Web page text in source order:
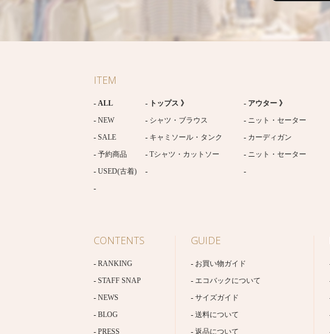
ITEM
ALL トップス 》 アウター 》
NEW
シャツ・ブラウス ニット・セーター
SALE
キャミソール・タンク カーディガン
予約商品
Tシャツ・カットソー ニット・セーター
USED(古着)
CONTENTS
RANKING
STAFF SNAP
NEWS
BLOG
PRESS
GUIDE
お買い物ガイド
エコバックについて
サイズガイド
送料について
返品について